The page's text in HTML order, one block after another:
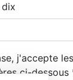
j'accepte les
ci-dessous